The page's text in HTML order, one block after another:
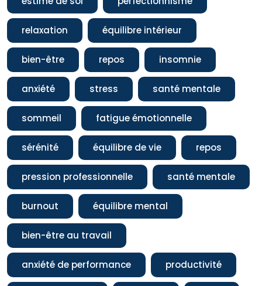
relaxation équilibre intérieur
bien-être repos insomnie
anxiété stress santé mentale
sommeil fatigue émotionnelle
sérénité équilibre de vie repos
pression professionnelle santé mentale
burnout équilibre mental
bien-être au travail
anxiété de performance productivité